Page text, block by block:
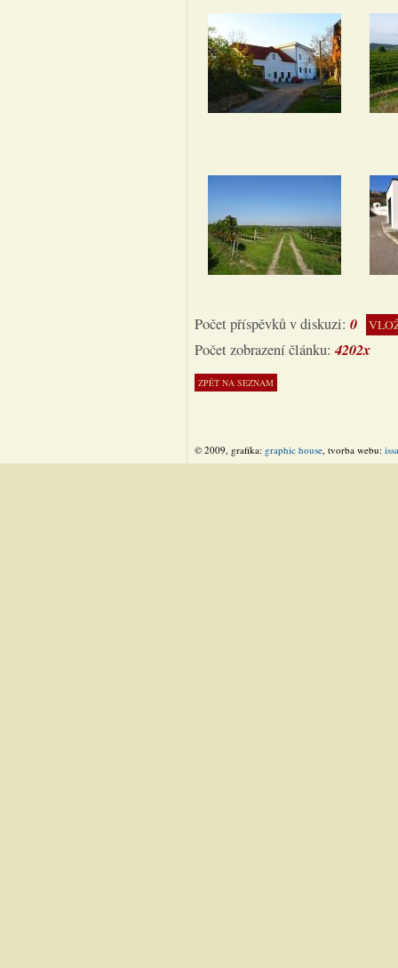
Počet příspěvků v diskuzi: 0
Počet zobrazení článku:4202x
© 2009, grafika: graphic house, tvorba webu: